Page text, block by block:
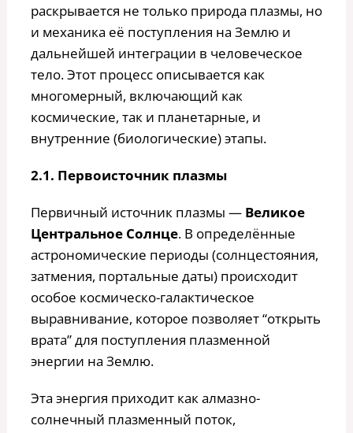
раскрывается не только природа плазмы, но
и механика её поступления на Землю и
дальнейшей интеграции в человеческое
тело. Этот процесс описывается как
многомерный, включающий как
космические, так и планетарные, и
внутренние (биологические) этапы.
2.1. Первоисточник плазмы
Первичный источник плазмы — Великое
Центральное Солнце. В определённые
астрономические периоды (солнцестояния,
затмения, портальные даты) происходит
особое космическо-галактическое
выравнивание, которое позволяет “открыть
врата” для поступления плазменной
энергии на Землю.
Эта энергия приходит как алмазно-
солнечный плазменный поток,